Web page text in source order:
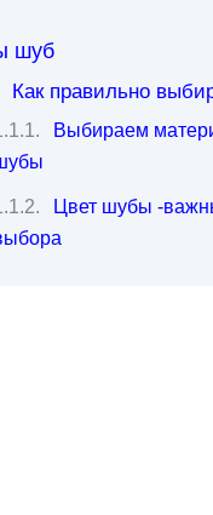
шуб
Как правильно
Выбираем
Цвет шубы -